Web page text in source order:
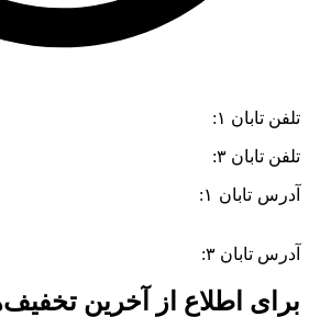
تلفن تابان ۱:
تلفن تابان ۳:
آدرس تابان ۱:
آدرس تابان ۳:
برای اطلاع از آخرین